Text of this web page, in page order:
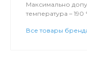
Максимально
температура – 190
Все товары